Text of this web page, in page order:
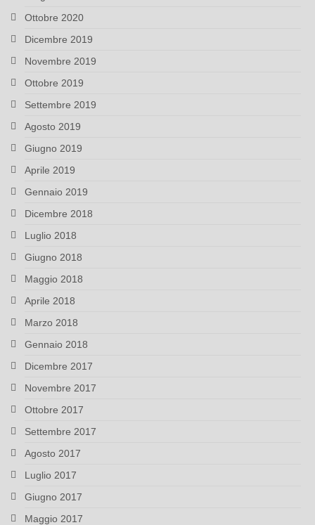
Ottobre 2020
Dicembre 2019
Novembre 2019
Ottobre 2019
Settembre 2019
Agosto 2019
Giugno 2019
Aprile 2019
Gennaio 2019
Dicembre 2018
Luglio 2018
Giugno 2018
Maggio 2018
Aprile 2018
Marzo 2018
Gennaio 2018
Dicembre 2017
Novembre 2017
Ottobre 2017
Settembre 2017
Agosto 2017
Luglio 2017
Giugno 2017
Maggio 2017